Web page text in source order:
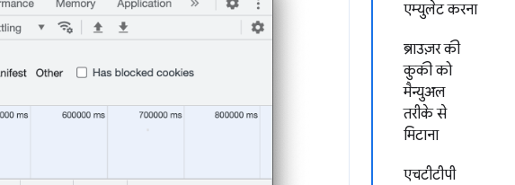
एम्युलेट करना
ब्राउज़र की
कुकी को
मैन्युअल
तरीके से
मिटाना
एचटीटीपी